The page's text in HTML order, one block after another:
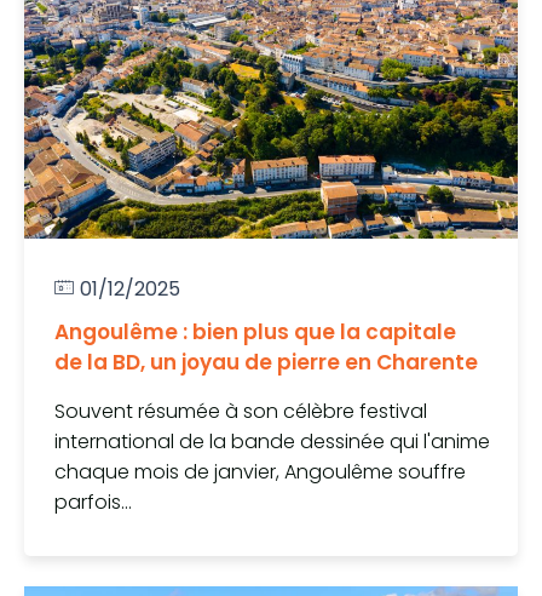
01/12/2025
Angoulême : bien plus que la capitale
de la BD, un joyau de pierre en Charente
Souvent résumée à son célèbre festival
international de la bande dessinée qui l'anime
chaque mois de janvier, Angoulême souffre
parfois...